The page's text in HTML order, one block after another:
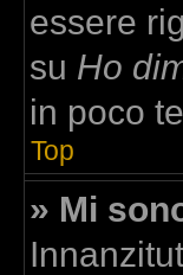
essere
su Ho
in poco
Top
» Mi